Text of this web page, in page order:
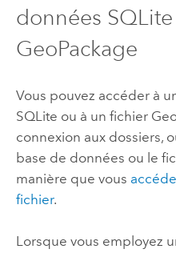
données SQLite
GeoPackage
Vous pouvez accéder à
SQLite ou à un fichier
connexion aux dossiers,
base de données ou le
manière que vous
fichier.
Lorsque vous employez